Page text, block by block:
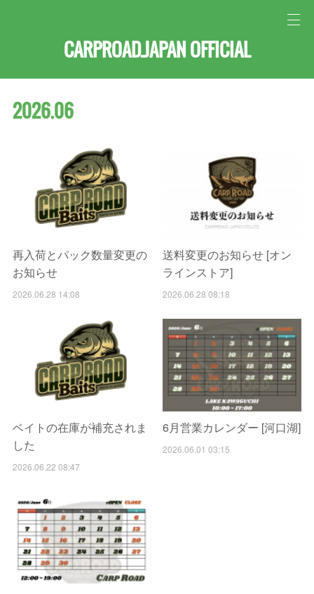
CARPROAD.JAPAN OFFICIAL
2026.06
再入荷とパック数量変更の
お知らせ
2026.06.28 14:08
送料変更のお知らせ [オン
ラインストア]
2026.06.28 08:18
ベイトの在庫が補充されま
した
2026.06.22 08:47
6月営業カレンダー [河口湖]
2026.06.01 03:15